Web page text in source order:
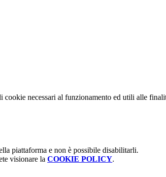
necessari al funzionamento ed utili alle
piattaforma e non è possibile disabilitarli.
visionare la COOKIE POLICY.